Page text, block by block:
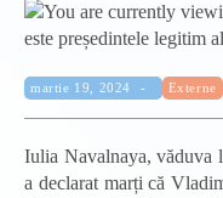
Publicat:
martie 19, 2024 Externe
Iulia Navalnaya, văduva
a declarat marți că